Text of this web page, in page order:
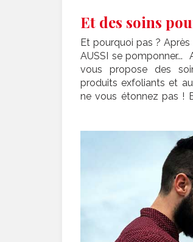
Et des soins
Et pourquoi pas ?
AUSSI se pomponner...
vous propose des
produits exfoliants et
ne vous étonnez pas !